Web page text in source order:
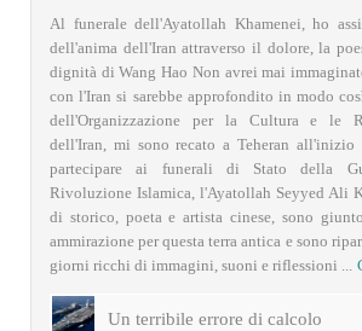
Al funerale dell'Ayatollah Khamenei, ho
dell'anima dell'Iran attraverso il dolore, la
dignità di Wang Hao Non avrei mai
con l'Iran si sarebbe approfondito in modo
dell'Organizzazione per la Cultura e le
dell'Iran, mi sono recato a Teheran all'inizio
partecipare ai funerali di Stato della
Rivoluzione Islamica, l'Ayatollah Seyyed Ali
di storico, poeta e artista cinese, sono
ammirazione per questa terra antica e sono
giorni ricchi di immagini, suoni e riflessioni ...
Un terribile errore di calcolo